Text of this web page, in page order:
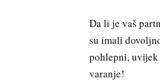
Da li je vaš
su imali
pohlepni,
varanje!